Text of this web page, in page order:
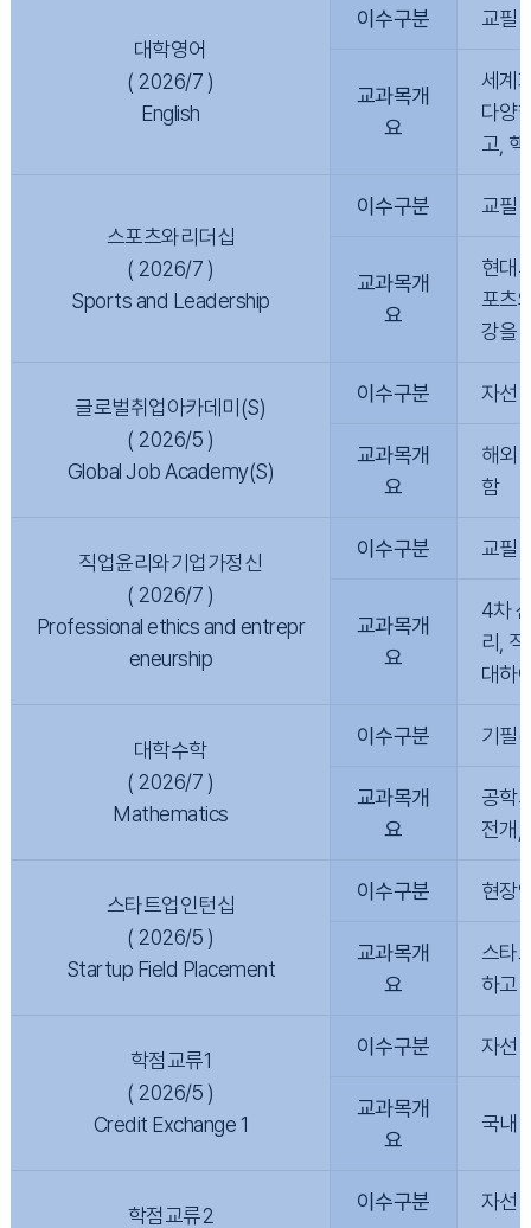
대학영어
( 2026/7 )
English
이수구분 교필
교과목개
요
세계
다양
고,
스포츠와리더십
( 2026/7 )
Sports and Leadership
이수구분 교필
교과목개
요
현대
포츠
강을
글로벌취업아카데미(S)
( 2026/5 )
Global Job Academy(S)
이수구분 자선
교과목개
요
해외
함
직업윤리와기업가정신
( 2026/7 )
Professional ethics and entrepr
eneurship
이수구분 교필
교과목개
요
4차
리,
대하
대학수학
( 2026/7 )
Mathematics
이수구분 기필(
교과목개
요
공학
전개,
스타트업인턴십
( 2026/5 )
Startup Field Placement
이수구분 현장
교과목개
요
스타
하고
학점교류1
( 2026/5 )
Credit Exchange 1
이수구분 자선
교과목개
요
국내
학점교류2
이수구분 자선